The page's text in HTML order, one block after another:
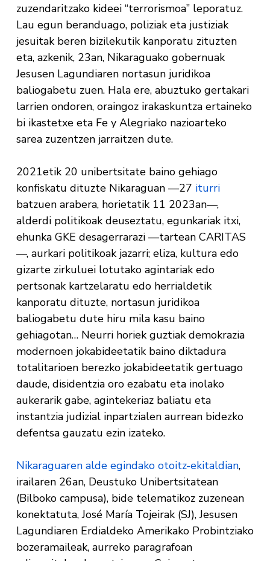
zuzendaritzako kideei “terrorismoa” leporatuz.
Lau egun beranduago, poliziak eta justiziak
jesuitak beren bizilekutik kanporatu zituzten
eta, azkenik, 23an, Nikaraguako gobernuak
Jesusen Lagundiaren nortasun juridikoa
baliogabetu zuen. Hala ere, abuztuko gertakari
larrien ondoren, oraingoz irakaskuntza ertaineko
bi ikastetxe eta Fe y Alegriako nazioarteko
sarea zuzentzen jarraitzen dute.
2021etik 20 unibertsitate baino gehiago
konfiskatu dituzte Nikaraguan —27 iturri
batzuen arabera, horietatik 11 2023an—,
alderdi politikoak deuseztatu, egunkariak itxi,
ehunka GKE desagerrarazi —tartean CARITAS
—, aurkari politikoak jazarri; eliza, kultura edo
gizarte zirkuluei lotutako agintariak edo
pertsonak kartzelaratu edo herrialdetik
kanporatu dituzte, nortasun juridikoa
baliogabetu dute hiru mila kasu baino
gehiagotan… Neurri horiek guztiak demokrazia
modernoen jokabideetatik baino diktadura
totalitarioen berezko jokabideetatik gertuago
daude, disidentzia oro ezabatu eta inolako
aukerarik gabe, agintekeriaz baliatu eta
instantzia judizial inpartzialen aurrean bidezko
defentsa gauzatu ezin izateko.
Nikaraguaren alde egindako otoitz-ekitaldian,
irailaren 26an, Deustuko Unibertsitatean
(Bilboko campusa), bide telematikoz zuzenean
konektatuta, José María Tojeirak (SJ), Jesusen
Lagundiaren Erdialdeko Amerikako Probintziako
bozeramaileak, aurreko paragrafoan